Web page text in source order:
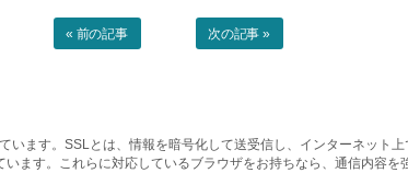
« 前の記事 次の記事 »
います。SSLとは、情報を暗号化して送受信し、インターネット
ます。これらに対応しているブラウザをお持ちなら、通信内容